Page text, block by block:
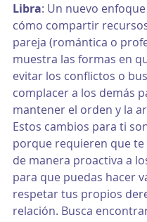
Libra: Un nuevo
cómo compartir
pareja (romántica o
muestra las formas en
evitar los conflictos o
complacer a los demás
mantener el orden y la
Estos cambios para ti
porque requieren que
de manera proactiva a
para que puedas hacer
respetar tus propios
relación. Busca